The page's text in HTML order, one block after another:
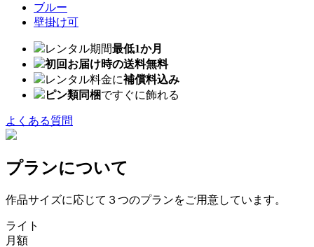
ブルー
壁掛け可
レンタル期間最低1か月
初回お届け時の送料無料
レンタル料金に補償料込み
ピン類同梱ですぐに飾れる
よくある質問
プランについて
作品サイズに応じて３つのプランをご用意しています。
ライト
月額